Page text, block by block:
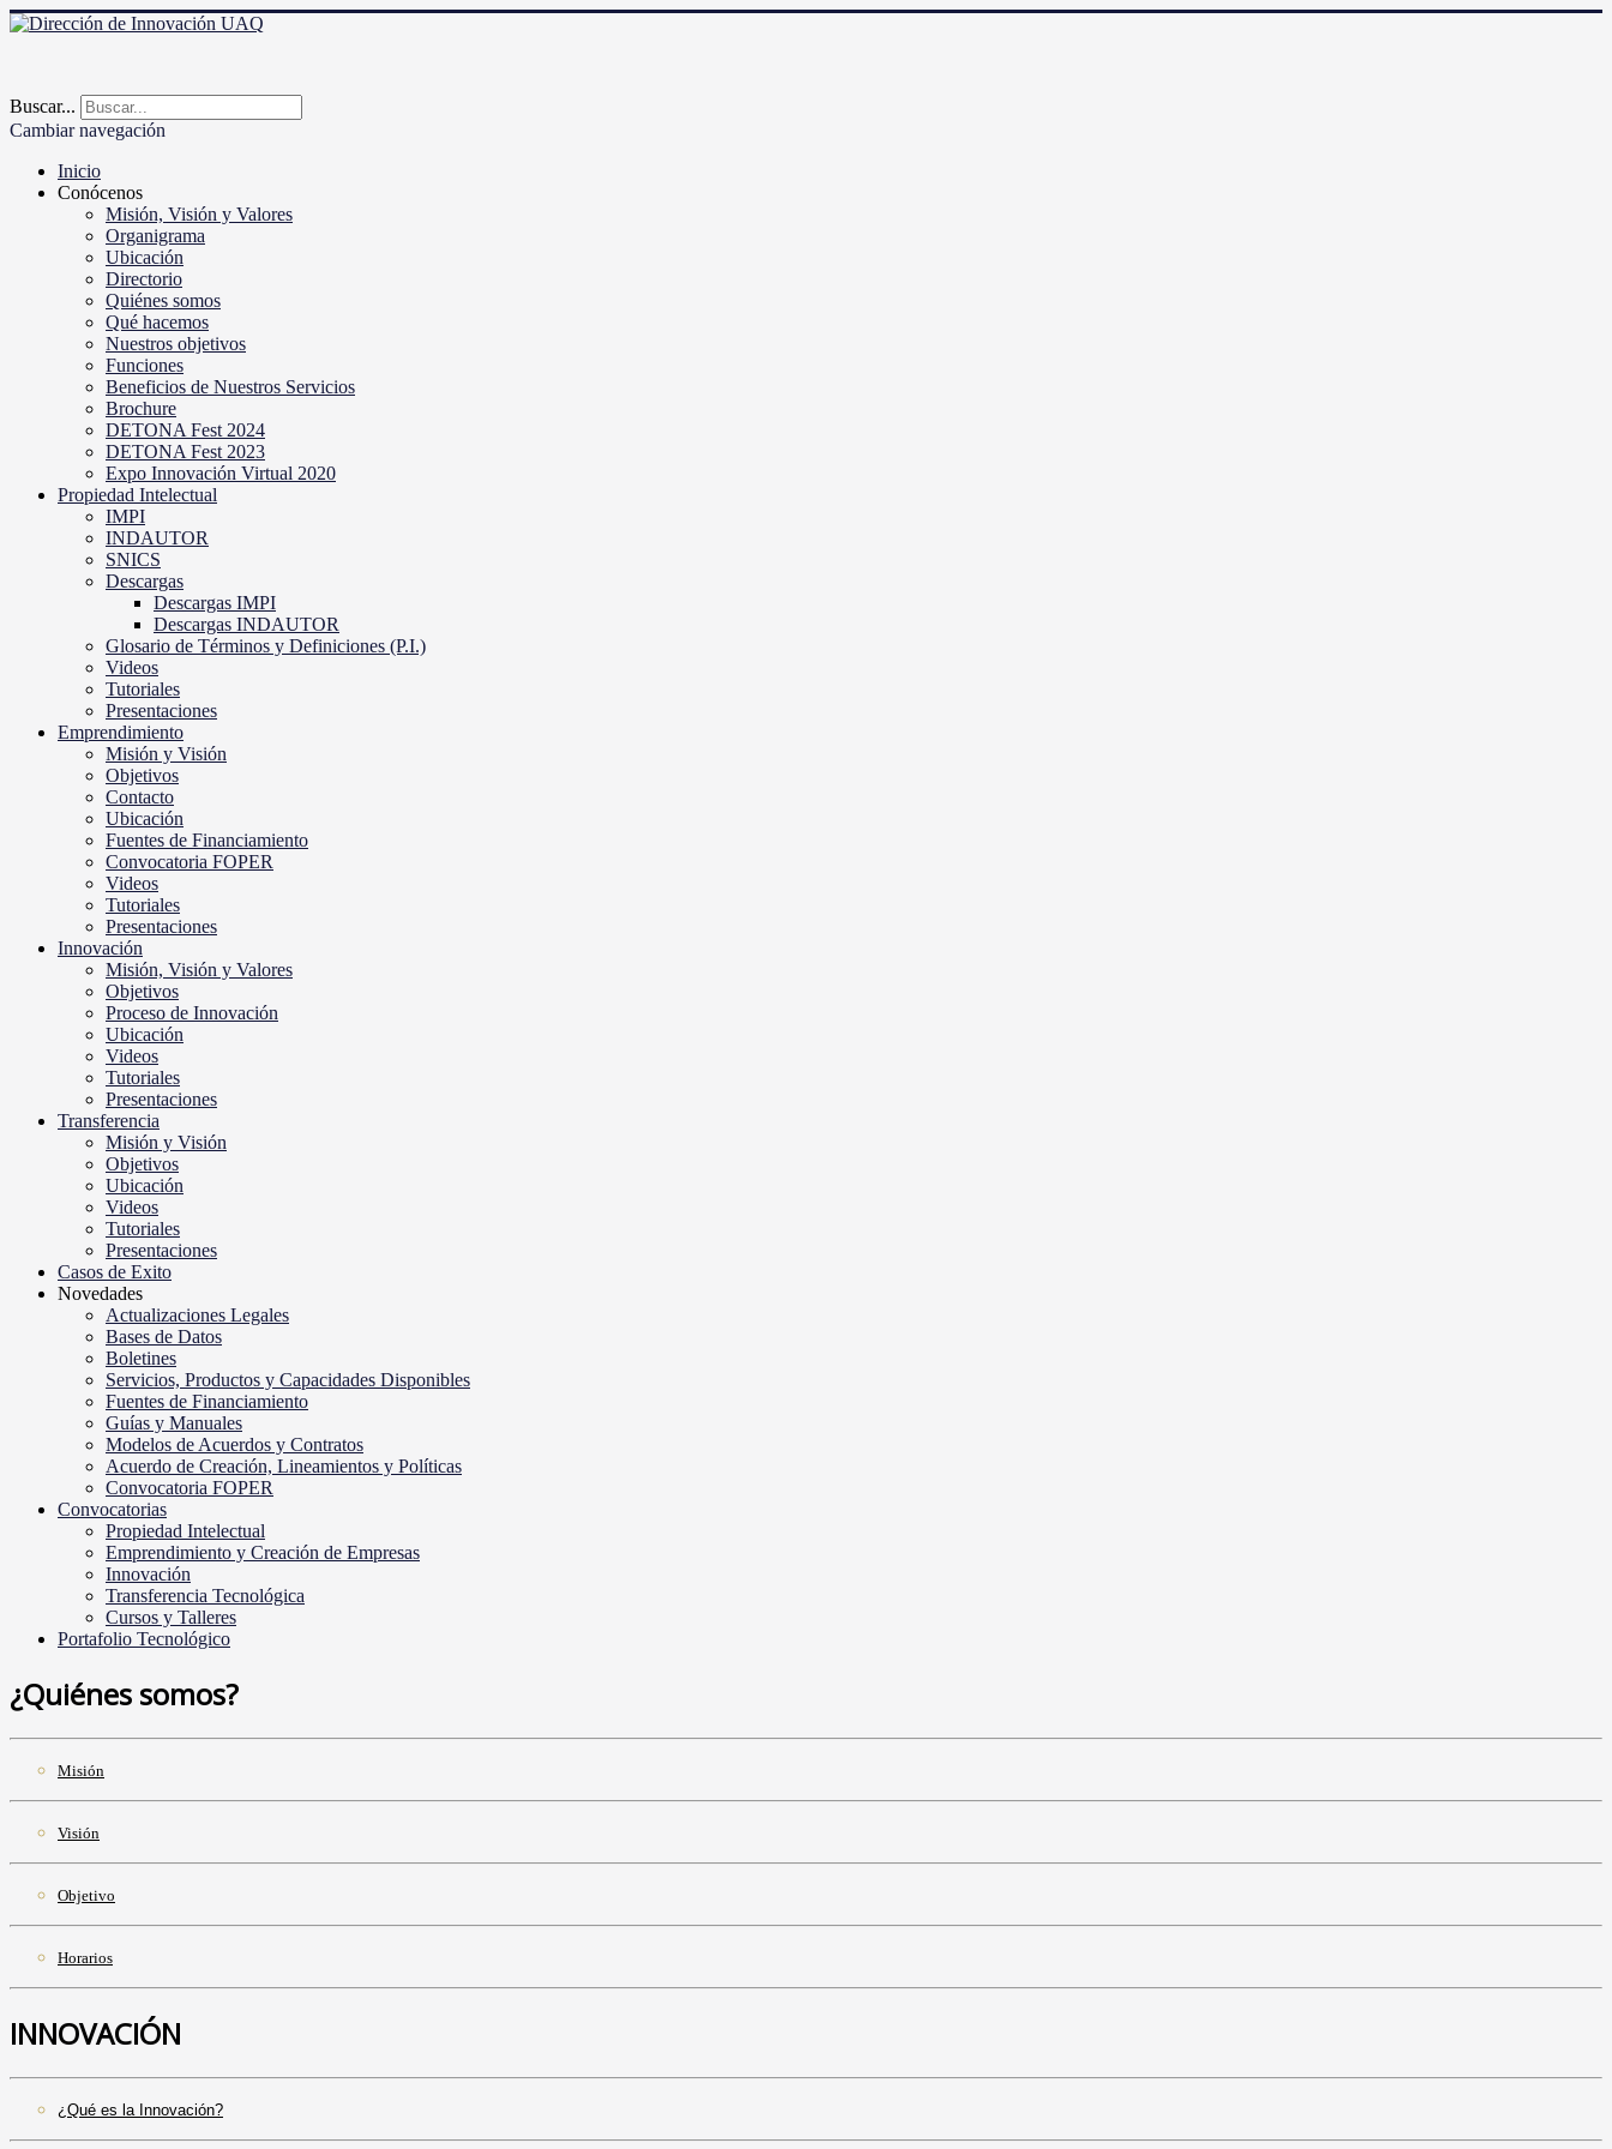
Buscar...
Cambiar navegación
Inicio
Conócenos
Misión, Visión y Valores
Organigrama
Ubicación
Directorio
Quiénes somos
Qué hacemos
Nuestros objetivos
Funciones
Beneficios de Nuestros Servicios
Brochure
DETONA Fest 2024
DETONA Fest 2023
Expo Innovación Virtual 2020
Propiedad Intelectual
IMPI
INDAUTOR
SNICS
Descargas
Descargas IMPI
Descargas INDAUTOR
Glosario de Términos y Definiciones (P.I.)
Videos
Tutoriales
Presentaciones
Emprendimiento
Misión y Visión
Objetivos
Contacto
Ubicación
Fuentes de Financiamiento
Convocatoria FOPER
Videos
Tutoriales
Presentaciones
Innovación
Misión, Visión y Valores
Objetivos
Proceso de Innovación
Ubicación
Videos
Tutoriales
Presentaciones
Transferencia
Misión y Visión
Objetivos
Ubicación
Videos
Tutoriales
Presentaciones
Casos de Exito
Novedades
Actualizaciones Legales
Bases de Datos
Boletines
Servicios, Productos y Capacidades Disponibles
Fuentes de Financiamiento
Guías y Manuales
Modelos de Acuerdos y Contratos
Acuerdo de Creación, Lineamientos y Políticas
Convocatoria FOPER
Convocatorias
Propiedad Intelectual
Emprendimiento y Creación de Empresas
Innovación
Transferencia Tecnológica
Cursos y Talleres
Portafolio Tecnológico
¿Quiénes somos?
Misión
Visión
Objetivo
Horarios
INNOVACIÓN
¿Qué es la Innovación?